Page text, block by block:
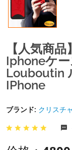
【人気商
Iphoneケ
Louboutin
IPhone
ブランド: クリスチ